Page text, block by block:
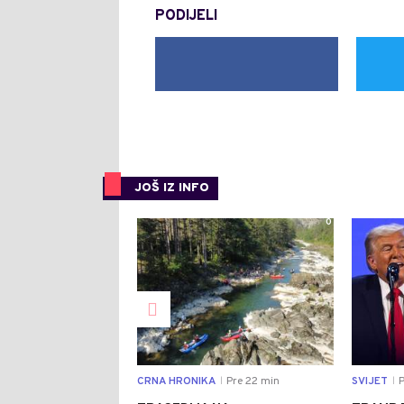
PODIJELI
JOŠ IZ INFO
0
CRNA HRONIKA Pre 22 min SVIJET